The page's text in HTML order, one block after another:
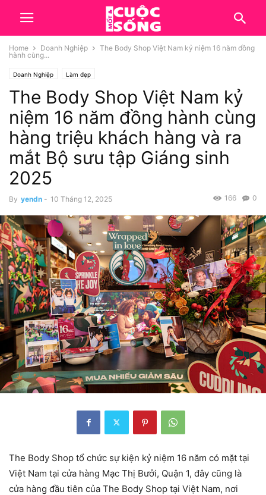
Home Doanh Nghiệp
The Body Shop Việt Nam kỷ niệm 16 năm đồng
hành cùng...
Doanh Nghiệp Làm đẹp
The Body Shop Việt Nam kỷ
niệm 16 năm đồng hành cùng
hàng triệu khách hàng và ra
mắt Bộ sưu tập Giáng sinh
2025
By yendn - 10 Tháng 12, 2025 0
166
The Body Shop tổ chức sự kiện kỷ niệm 16 năm có mặt tại
Việt Nam tại cửa hàng Mạc Thị Bưởi, Quận 1, đây cũng là
cửa hàng đầu tiên của The Body Shop tại Việt Nam, nơi